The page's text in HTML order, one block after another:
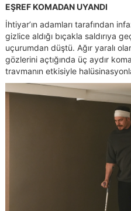
EŞREF KOMADAN UYANDI
İhtiyar’ın adamları tarafından
gizlice aldığı bıçakla saldırıya
uçurumdan düştü. Ağır yaralı
gözlerini açtığında üç aydır
travmanın etkisiyle